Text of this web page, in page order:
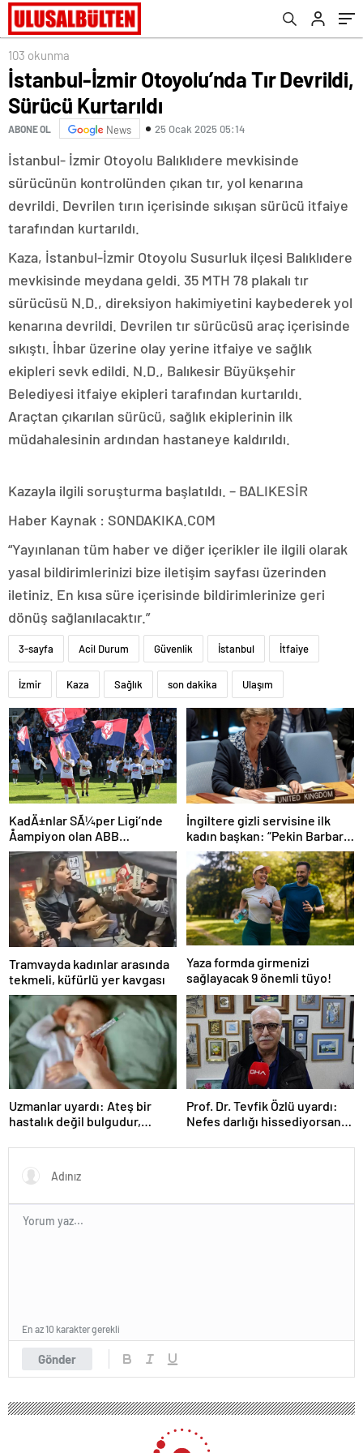
103 okunma
İstanbul-İzmir Otoyolu’nda Tır Devrildi,
Sürücü Kurtarıldı
ABONE OL News 25 Ocak 2025 05:14
İstanbul- İzmir Otoyolu Balıklıdere mevkisinde
sürücünün kontrolünden çıkan tır, yol kenarına
devrildi. Devrilen tırın içerisinde sıkışan sürücü itfaiye
tarafından kurtarıldı.
Kaza, İstanbul-İzmir Otoyolu Susurluk ilçesi Balıklıdere
mevkisinde meydana geldi. 35 MTH 78 plakalı tır
sürücüsü N.D., direksiyon hakimiyetini kaybederek yol
kenarına devrildi. Devrilen tır sürücüsü araç içerisinde
sıkıştı. İhbar üzerine olay yerine itfaiye ve sağlık
ekipleri sevk edildi. N.D., Balıkesir Büyükşehir
Belediyesi itfaiye ekipleri tarafından kurtarıldı.
Araçtan çıkarılan sürücü, sağlık ekiplerinin ilk
müdahalesinin ardından hastaneye kaldırıldı.
Kazayla ilgili soruşturma başlatıldı. – BALIKESİR
Haber Kaynak : SONDAKIKA.COM
“Yayınlanan tüm haber ve diğer içerikler ile ilgili olarak
yasal bildirimlerinizi bize iletişim sayfası üzerinden
iletiniz. En kısa süre içerisinde bildirimlerinize geri
dönüş sağlanılacaktır.”
3-sayfa Acil Durum Güvenlik İstanbul İtfaiye
İzmir Kaza Sağlık son dakika Ulaşım
KadÄ±nlar SÃ¼per Ligi’nde
Åampiyon olan ABB
Fomget’ten FenerbahÃ§e’ye
gÃ¶nderme
İngiltere gizli servisine ilk
kadın başkan: “Pekin Barbara”
favori aday
Tramvayda kadınlar arasında
tekmeli, küfürlü yer kavgası
Yaza formda girmenizi
sağlayacak 9 önemli tüyo!
Uzmanlar uyardı: Ateş bir
hastalık değil bulgudur,
mekanizmasıdır
Prof. Dr. Tevfik Özlü uyardı:
Nefes darlığı hissediyorsanız
Gönder
En az 10 karakter gerekli